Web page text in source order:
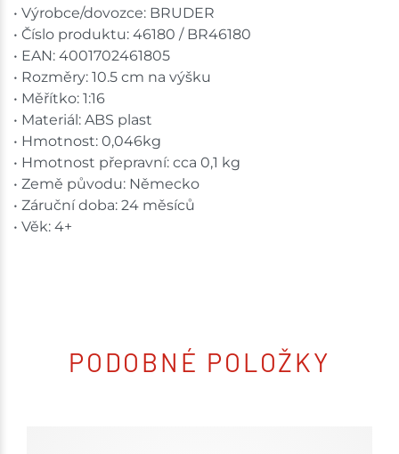
• Výrobce/dovozce: BRUDER
• Číslo produktu: 46180 / BR46180
• EAN: 4001702461805
• Rozměry: 10.5 cm na výšku
• Měřítko: 1:16
• Materiál: ABS plast
• Hmotnost: 0,046kg
• Hmotnost přepravní: cca 0,1 kg
• Země původu: Německo
• Záruční doba: 24 měsíců
• Věk: 4+
PODOBNÉ POLOŽKY